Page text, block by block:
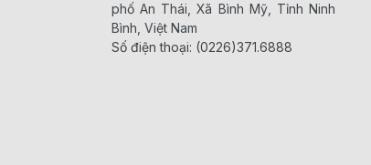
phố An Thái, Xã Bình Mỹ, Tỉnh Ninh
Bình, Việt Nam
Số điện thoại: (0226)371.6888